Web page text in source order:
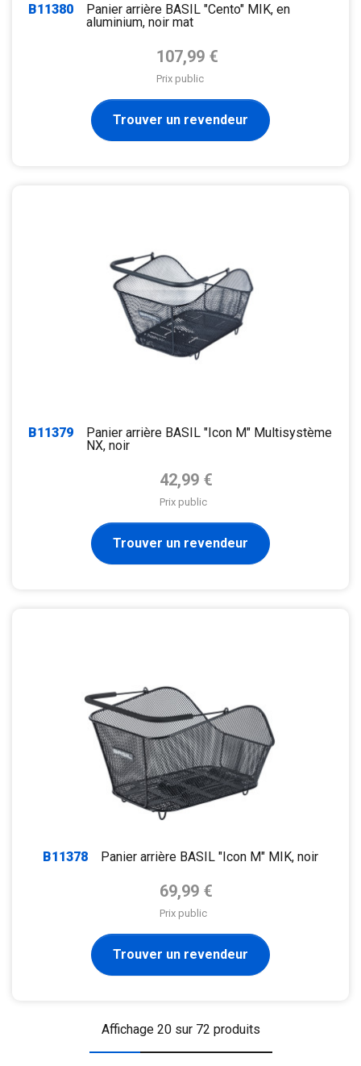
B11380
Panier arrière BASIL "Cento" MIK, en
aluminium, noir mat
Prix de base
107,99 €
Prix public
Trouver un revendeur
B11379
Panier arrière BASIL "Icon M" Multisystème
NX, noir
Prix de base
42,99 €
Prix public
Trouver un revendeur
B11378
Panier arrière BASIL "Icon M" MIK, noir
Prix de base
69,99 €
Prix public
Trouver un revendeur
Affichage 20 sur 72 produits